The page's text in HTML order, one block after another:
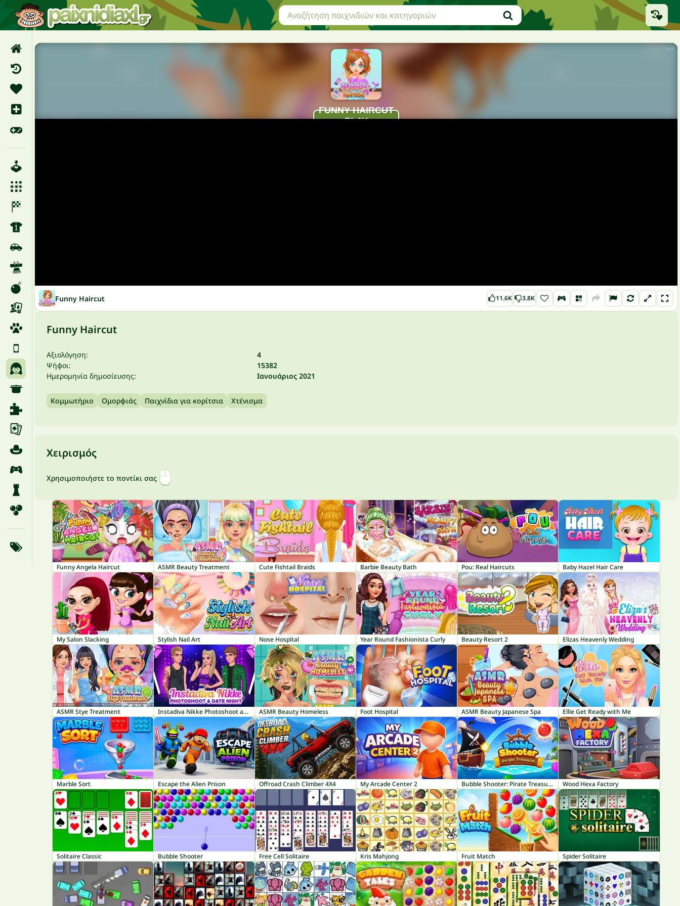
Funny Haircut 11.6K 3.8K
Funny Haircut
Αξιολόγηση:
4
Ψήφοι:
15382
Ημερομηνία δημοσίευσης:
Ιανουάριος 2021
Κομμωτήριο Ομορφιάς Παιχνίδια για κορίτσια Χτένισμα
Χειρισμός
Χρησιμοποιήστε το ποντίκι σας
Funny Angela Haircut ASMR Beauty Treatment Cute Fishtail Braids Barbie Beauty Bath Pou: Real Haircuts Baby Hazel Hair Care
My Salon Slacking Stylish Nail Art Nose Hospital Year Round Fashionista Curly Beauty Resort 2 Elizas Heavenly Wedding
ASMR Stye Treatment Instadiva Nikke Photoshoot and Date Night ASMR Beauty Homeless Foot Hospital ASMR Beauty Japanese Spa Ellie Get Ready with Me
Marble Sort Escape the Alien Prison Offroad Crash Climber 4X4 My Arcade Center 2 Bubble Shooter: Pirate Treasures Wood Hexa Factory
Solitaire Classic Bubble Shooter Free Cell Solitaire Kris Mahjong Fruit Match Spider Solitaire